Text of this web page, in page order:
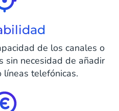
de los canales o
sin necesidad de añadir
líneas telefónicas.